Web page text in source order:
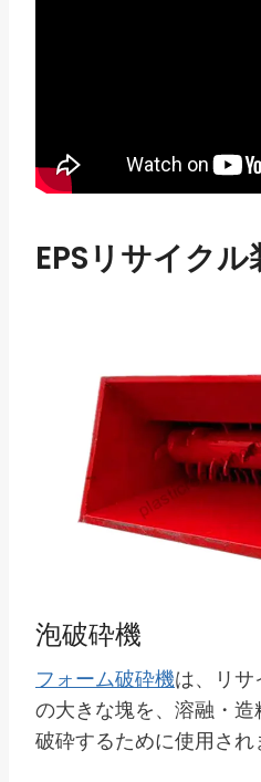
EPSリサイク
泡破砕機
フォーム破砕機は、リ
の大きな塊を、溶融・
破砕するために使用され